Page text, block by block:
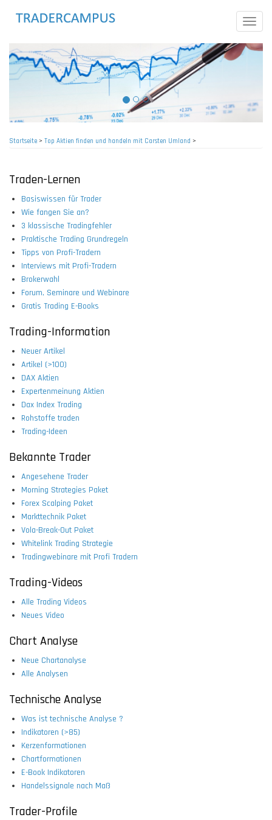
Toggle
Startseite> Top Aktien finden und handeln mit Carsten Umland >
Traden-Lernen
Basiswissen für Trader
Wie fangen Sie an?
3 klassische Tradingfehler
Praktische Trading Grundregeln
Tipps von Profi-Tradern
Interviews mit Profi-Tradern
Brokerwahl
Forum, Seminare und Webinare
Gratis Trading E-Books
Trading-Information
Neuer Artikel
Artikel (>100)
DAX Aktien
Expertenmeinung Aktien
Dax Index Trading
Rohstoffe traden
Trading-Ideen
Bekannte Trader
Angesehene Trader
Morning Strategies Paket
Forex Scalping Paket
Markttechnik Paket
Vola-Break-Out Paket
Whitelink Trading Strategie
Tradingwebinare mit Profi Tradern
Trading-Videos
Alle Trading Videos
Neues Video
Chart Analyse
Neue Chartanalyse
Alle Analysen
Technische Analyse
Was ist technische Analyse ?
Indikatoren (>85)
Kerzenformationen
Chartformationen
E-Book Indikatoren
Handelssignale nach Maß
Trader-Profile